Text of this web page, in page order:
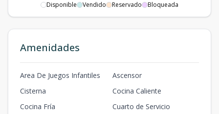
333
7B
333
10-B
333
339.15
3 3
Disponible Vendido Reservado Bloqueada
Amenidades
Area De Juegos Infantiles
Ascensor
Cisterna
Cocina Caliente
Cocina Fría
Cuarto de Servicio